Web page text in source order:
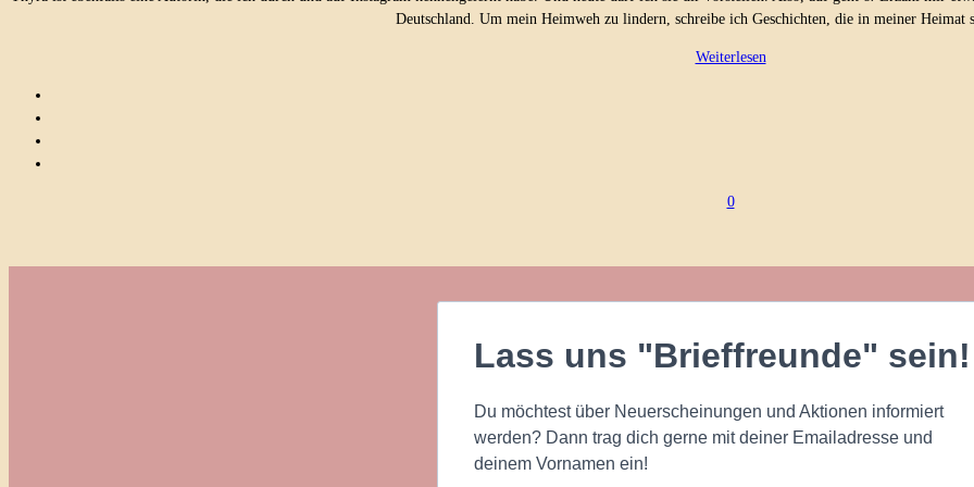
Deutschland. Um mein Heimweh zu lindern, schreibe ich Geschichten, die in meiner Heimat
Weiterlesen
0
Lass uns "Brieffreunde" sein!
Du möchtest über Neuerscheinungen und Aktionen informiert
werden? Dann trag dich gerne mit deiner Emailadresse und
deinem Vornamen ein!